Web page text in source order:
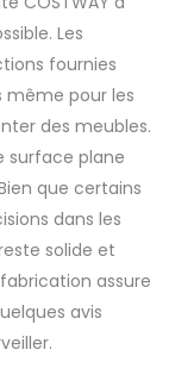
dont
tout
un
bien
aisée
Équipée
trois
cette
freins
Les
fournies
même pour les
des meubles.
surface plane
que certains
dans les
solide et
assure
avis